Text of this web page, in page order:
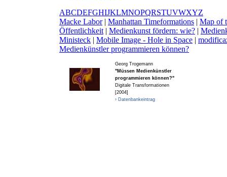
ABCDEFGHIJKLMNOPQRSTUVWXYZ
Macke Labor| Manhattan Timeformations | Map of
Öffentlichkeit | Medienkunst fördern: wie? | M
Ministeck | Mobile Image - Hole in Space | m
Medienkünstler programmieren können?